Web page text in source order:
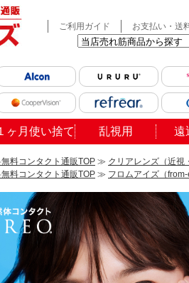
ご利用ガイド お支払い・送
ヶ月使い捨て 乱視用 遠
料コンタクト通販TOP ≫ クリアレンズ（近視
料コンタクト通販TOP ≫ フロムアイズ（from-